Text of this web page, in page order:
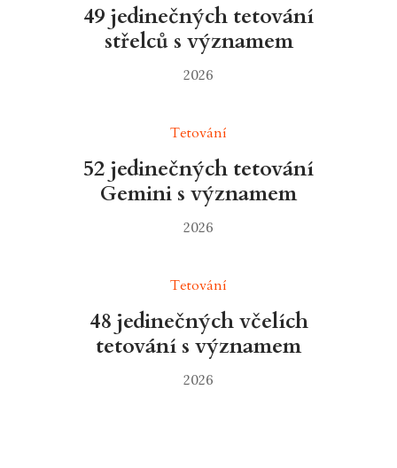
49 jedinečných tetování
střelců s významem
2026
Tetování
52 jedinečných tetování
Gemini s významem
2026
Tetování
48 jedinečných včelích
tetování s významem
2026